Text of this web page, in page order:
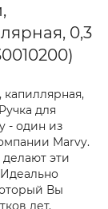
0,3
капиллярная,
для
- один из
Marvy.
эти
Вы
лет.